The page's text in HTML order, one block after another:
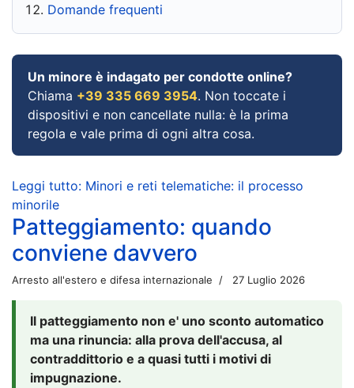
Domande frequenti
Un minore è indagato per condotte online?
Chiama +39 335 669 3954. Non toccate i
dispositivi e non cancellate nulla: è la prima
regola e vale prima di ogni altra cosa.
Leggi tutto: Minori e reti telematiche: il processo
minorile
Patteggiamento: quando
conviene davvero
Arresto all'estero e difesa internazionale 27 Luglio 2026
Il patteggiamento non e' uno sconto automatico
ma una rinuncia: alla prova dell'accusa, al
contraddittorio e a quasi tutti i motivi di
impugnazione.